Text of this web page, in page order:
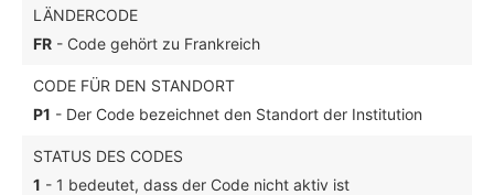
LÄNDERCODE
FR - Code gehört zu Frankreich
CODE FÜR DEN STANDORT
P1 - Der Code bezeichnet den Standort der Institution
STATUS DES CODES
1 - 1 bedeutet, dass der Code nicht aktiv ist